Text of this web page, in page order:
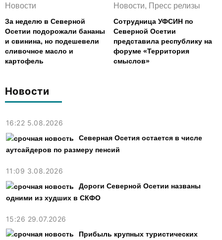
Новости
16:22 5.08.2026
Северная Осетия остается в числе
аутсайдеров по размеру пенсий
11:09 3.08.2026
Дороги Северной Осетии названы
одними из худших в СКФО
15:26 29.07.2026
Прибыль крупных туристических
Новости
За неделю в Северной
Осетии подорожали бананы
и свинина, но подешевели
сливочное масло и
картофель
Новости, Пресс релизы
Сотрудница УФСИН по
Северной Осетии
представила республику на
форуме «Территория
смыслов»